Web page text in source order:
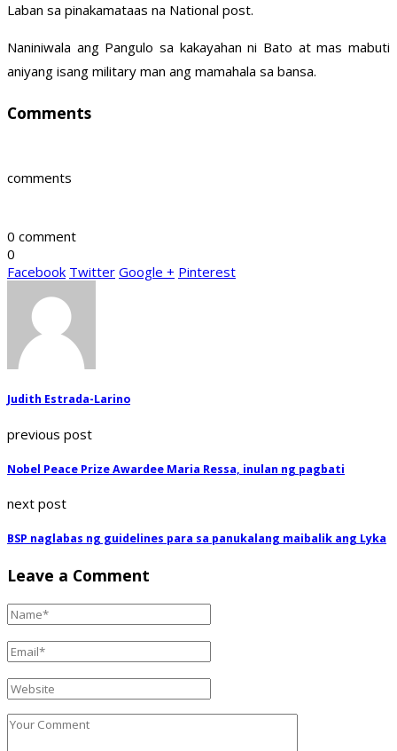
Laban sa pinakamataas na National post.
Naniniwala ang Pangulo sa kakayahan ni Bato at mas mabuti
aniyang isang military man ang mamahala sa bansa.
Comments
comments
0 comment
0
Facebook Twitter Google + Pinterest
Judith Estrada-Larino
previous post
Nobel Peace Prize Awardee Maria Ressa, inulan ng pagbati
next post
BSP naglabas ng guidelines para sa panukalang maibalik ang Lyka
Leave a Comment